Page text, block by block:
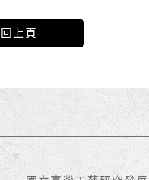
回上頁